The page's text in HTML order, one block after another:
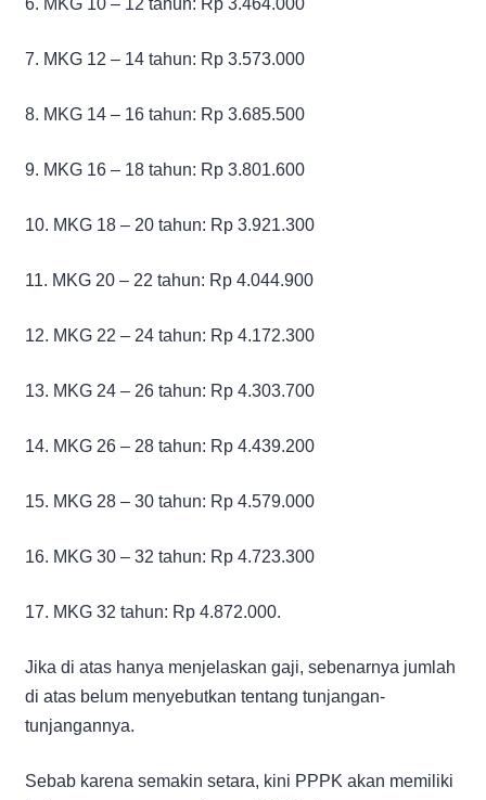
7. MKG 12 – 14 tahun: Rp 3.573.000
8. MKG 14 – 16 tahun: Rp 3.685.500
9. MKG 16 – 18 tahun: Rp 3.801.600
10. MKG 18 – 20 tahun: Rp 3.921.300
11. MKG 20 – 22 tahun: Rp 4.044.900
12. MKG 22 – 24 tahun: Rp 4.172.300
13. MKG 24 – 26 tahun: Rp 4.303.700
14. MKG 26 – 28 tahun: Rp 4.439.200
15. MKG 28 – 30 tahun: Rp 4.579.000
16. MKG 30 – 32 tahun: Rp 4.723.300
17. MKG 32 tahun: Rp 4.872.000.
Jika di atas hanya menjelaskan gaji, sebenarnya jumlah
di atas belum menyebutkan tentang tunjangan-
tunjangannya.
Sebab karena semakin setara, kini PPPK akan memiliki